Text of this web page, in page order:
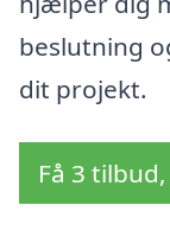
beslutning
dit projekt.
Få 3